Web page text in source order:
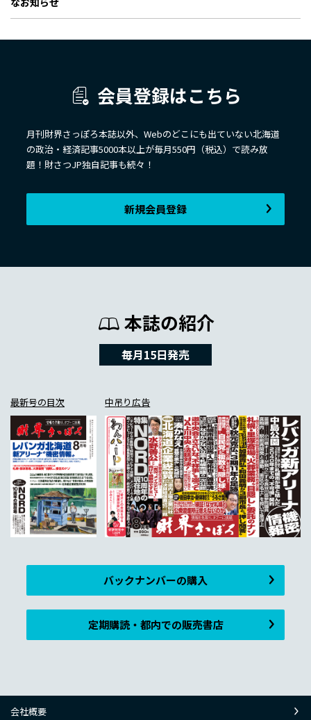
会員登録はこちら
月刊財界さっぽろ本誌以外、Webのどこにも出ていない北海道
の政治・経済記事5000本以上が毎月550円（税込）で読み放
題！財さつJP独自記事も続々！
新規会員登録
本誌の紹介
毎月15日発売
最新号の目次 中吊り広告
バックナンバーの購入
定期購読・都内での販売書店
会社概要